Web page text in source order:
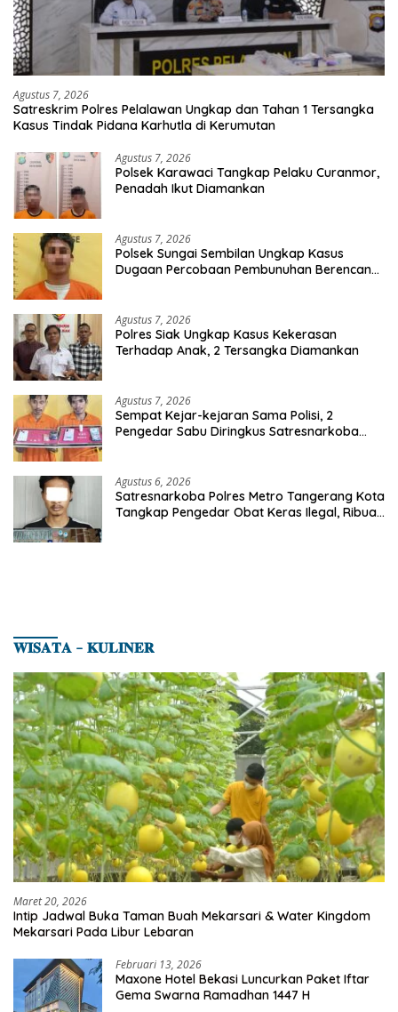
Agustus 7, 2026
Satreskrim Polres Pelalawan Ungkap dan Tahan 1 Tersangka
Kasus Tindak Pidana Karhutla di Kerumutan
Agustus 7, 2026
Polsek Karawaci Tangkap Pelaku Curanmor,
Penadah Ikut Diamankan
Agustus 7, 2026
Polsek Sungai Sembilan Ungkap Kasus
Dugaan Percobaan Pembunuhan Berencana,
Agustus 7, 2026
Polres Siak Ungkap Kasus Kekerasan
Terhadap Anak, 2 Tersangka Diamankan
Agustus 7, 2026
Sempat Kejar-kejaran Sama Polisi, 2
Pengedar Sabu Diringkus Satresnarkoba
Agustus 6, 2026
Satresnarkoba Polres Metro Tangerang Kota
Tangkap Pengedar Obat Keras Ilegal, Ribuan
𝐖𝐈𝐒𝐀𝐓𝐀 – 𝐊𝐔𝐋𝐈𝐍𝐄𝐑
Maret 20, 2026
Intip Jadwal Buka Taman Buah Mekarsari & Water Kingdom
Mekarsari Pada Libur Lebaran
Februari 13, 2026
Maxone Hotel Bekasi Luncurkan Paket Iftar
Gema Swarna Ramadhan 1447 H